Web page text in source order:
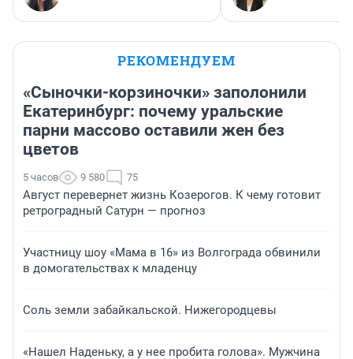
РЕКОМЕНДУЕМ
«Сыночки-корзиночки» заполонили
Екатеринбург: почему уральские
парни массово оставили жен без
цветов
5 часов 9 580 75
Август перевернет жизнь Козерогов. К чему готовит
ретроградный Сатурн — прогноз
Участницу шоу «Мама в 16» из Волгограда обвинили
в домогательствах к младенцу
Соль земли забайкальской. Нижегородцевы
«Нашел Наденьку, а у нее пробита голова». Мужчина